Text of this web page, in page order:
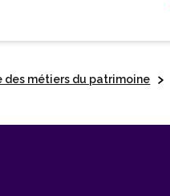
des métiers du patrimoine